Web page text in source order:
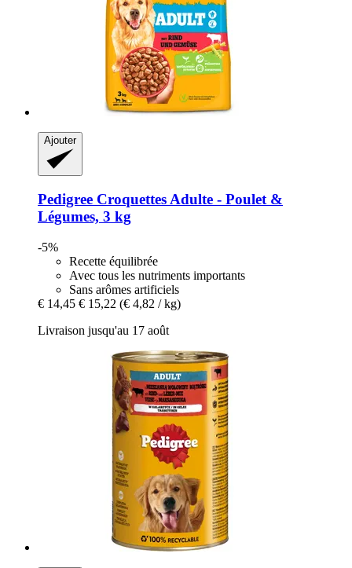
Ajouter
Pedigree Croquettes Adulte -​ Poulet &
Légumes, 3 kg
-5%
Recette équilibrée
Avec tous les nutriments importants
Sans arômes artificiels
€ 14,45 € 15,22 (€ 4,82 / kg)
Livraison jusqu'au 17 août